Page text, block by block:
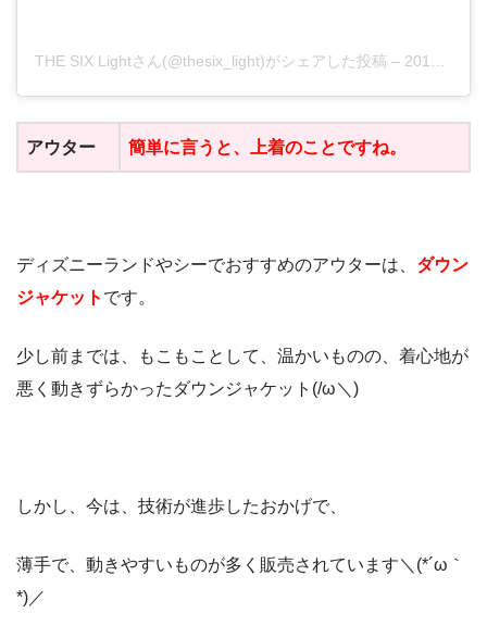
THE SIX Lightさん(@thesix_light)がシェアした投稿 – 2019年 7月月19日午後3時43分PDT
アウター 簡単に言うと、上着のことですね。
ディズニーランドやシーでおすすめのアウターは、 ダウン
ジャケット です。
少し前までは、もこもことして、温かいものの、着心地が
悪く動きずらかったダウンジャケット(/ω＼)
しかし、今は、技術が進歩したおかげで、
薄手で、動きやすいものが多く販売されています＼(*´ω｀
*)／